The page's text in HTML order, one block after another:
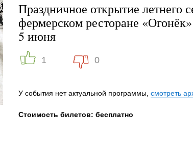
Праздничное открытие летнего
фермерском ресторане
5 июня
1 0
У события нет актуальной программы, смотреть
Стоимость билетов: бесплатно